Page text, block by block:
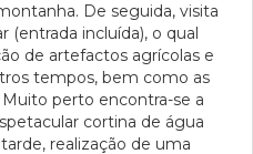
De seguida, visita
(entrada incluída), o qual
de artefactos agrícolas e
tempos, bem como as
perto encontra-se a
cortina de água
realização de uma